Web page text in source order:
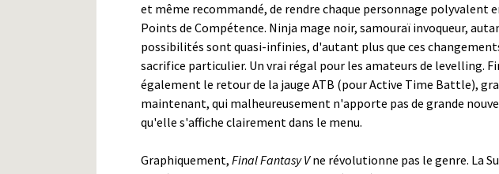
et même recommandé, de rendre chaque personnage polyvalent
Points de Compétence. Ninja mage noir, samouraï invoqueur,
possibilités sont quasi-infinies, d'autant plus que ces
sacrifice particulier. Un vrai régal pour les amateurs de levelling.
également le retour de la jauge ATB (pour Active Time Battle),
maintenant, qui malheureusement n'apporte pas de grande
qu'elle s'affiche clairement dans le menu.
Graphiquement, Final Fantasy Vne révolutionne pas le genre. La